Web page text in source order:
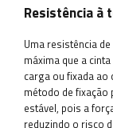
Resistência à
Uma resistência
máxima que a
carga ou fixada
método de fixação
estável, pois a
reduzindo o risco